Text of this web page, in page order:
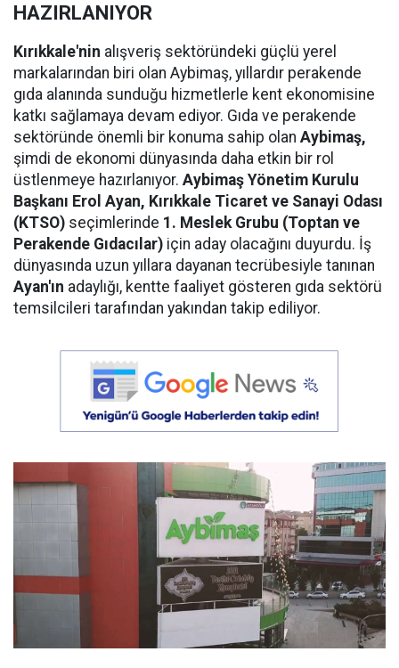
HAZIRLANIYOR
Kırıkkale'nin alışveriş sektöründeki güçlü yerel
markalarından biri olan Aybimaş, yıllardır perakende
gıda alanında sunduğu hizmetlerle kent ekonomisine
katkı sağlamaya devam ediyor. Gıda ve perakende
sektöründe önemli bir konuma sahip olan Aybimaş,
şimdi de ekonomi dünyasında daha etkin bir rol
üstlenmeye hazırlanıyor. Aybimaş Yönetim Kurulu
Başkanı Erol Ayan, Kırıkkale Ticaret ve Sanayi Odası
(KTSO) seçimlerinde 1. Meslek Grubu (Toptan ve
Perakende Gıdacılar) için aday olacağını duyurdu. İş
dünyasında uzun yıllara dayanan tecrübesiyle tanınan
Ayan'ın adaylığı, kentte faaliyet gösteren gıda sektörü
temsilcileri tarafından yakından takip ediliyor.